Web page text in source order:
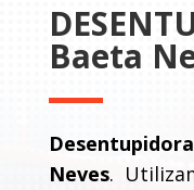
Baeta
Neves.